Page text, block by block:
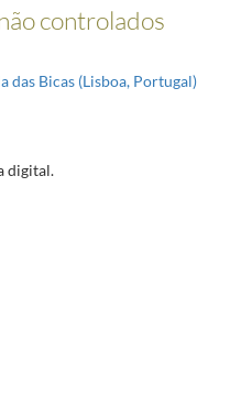
controlados
das Bicas (Lisboa, Portugal)
digital.